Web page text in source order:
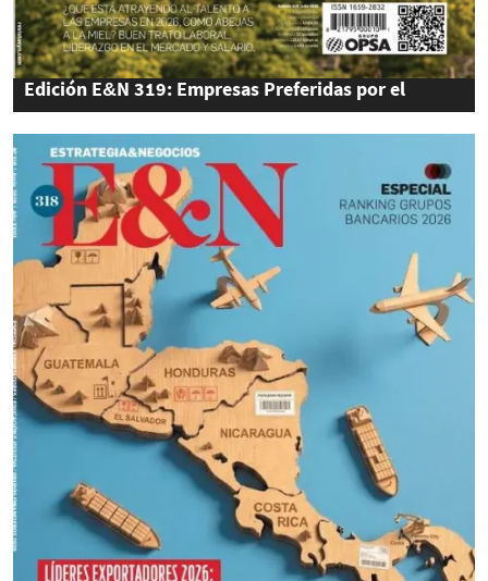
Edición E&N 319: Empresas Preferidas por el
Talento 2026